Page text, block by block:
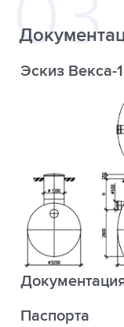
Эскиз Векса-
Паспорта